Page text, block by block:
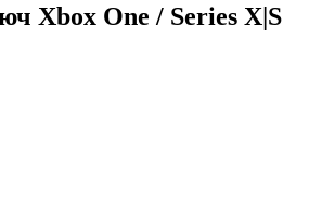
Xbox One / Series X|S